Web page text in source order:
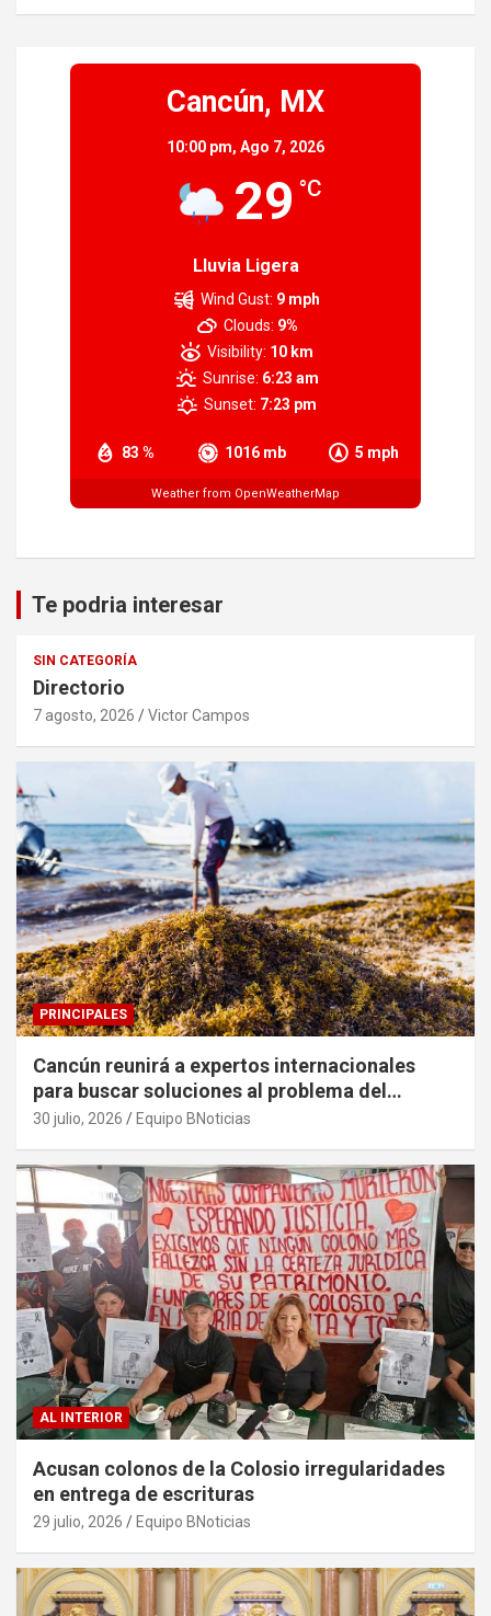
Cancún, MX
10:00 pm, Ago 7, 2026
29 °C
Lluvia Ligera
83 % 1016 mb 5 mph
Wind Gust: 9 mph
Clouds: 9%
Visibility: 10 km
Sunrise: 6:23 am
Sunset: 7:23 pm
Weather from OpenWeatherMap
Te podria interesar
SIN CATEGORÍA
Directorio
7 agosto, 2026 Victor Campos
PRINCIPALES
Cancún reunirá a expertos internacionales
para buscar soluciones al problema del
sargazo
30 julio, 2026 Equipo BNoticias
AL INTERIOR
Acusan colonos de la Colosio irregularidades
en entrega de escrituras
29 julio, 2026 Equipo BNoticias